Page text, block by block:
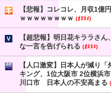
【悲報】コレコレ、月収1億
ｗｗｗｗｗｗｗｗ (ｵﾇﾇﾒ)
【超悲報】明日花キララさ
な一言を告げられる (ｵﾇﾇﾒ)
【人口激変】日本人が減り
キング、1位大阪市 2位横浜
川口市 日本人の不安高まる